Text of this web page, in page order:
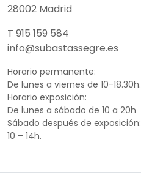
28002 Madrid
T 915 159 584
info@subastassegre.es
Horario permanente:
De lunes a viernes de 10-18.30h.
Horario exposición:
De lunes a sábado de 10 a 20h
Sábado después de exposición:
10 – 14h.